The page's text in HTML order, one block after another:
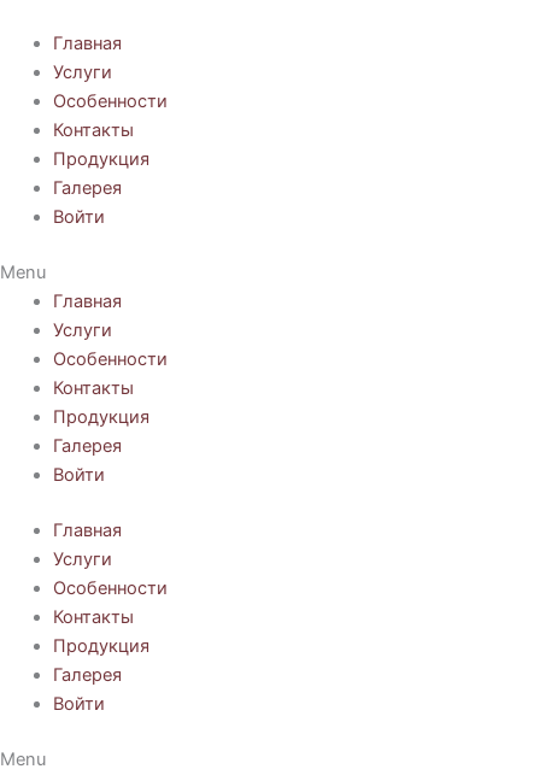
содержимому
Главная
Услуги
Особенности
Контакты
Продукция
Галерея
Войти
Menu
Главная
Услуги
Особенности
Контакты
Продукция
Галерея
Войти
Главная
Услуги
Особенности
Контакты
Продукция
Галерея
Войти
Menu